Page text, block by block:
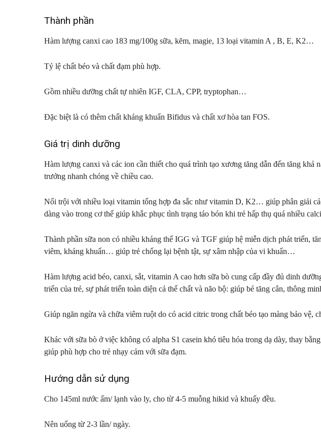
Thành phần
Hàm lượng canxi cao 183 mg/100g sữa, kẽm, magie, 13 loại vitamin A , B, E, K2…
Tỷ lệ chất béo và chất đạm phù hợp.
Gồm nhiều dưỡng chất tự nhiên IGF, CLA, CPP, tryptophan…
Đặc biệt là có thêm chất kháng khuẩn Bifidus và chất xơ hòa tan FOS.
Giá trị dinh dưỡng
Hàm lượng canxi và các ion cần thiết cho quá trình tạo xương tăng dẫn đến tăng khả
trưởng nhanh chóng về chiều cao.
Nổi trội với nhiều loại vitamin tổng hợp đa sắc như vitamin D, K2… giúp phân giải
dàng vào trong cơ thể giúp khắc phục tình trạng táo bón khi trẻ hấp thụ quá nhiều
Thành phần sữa non có nhiều kháng thể IGG và TGF giúp hệ miễn dịch phát triển,
viêm, kháng khuẩn… giúp trẻ chống lại bệnh tật, sự xâm nhập của vi khuẩn…
Hàm lượng acid béo, canxi, sắt, vitamin A cao hơn sữa bò cung cấp đầy đủ dinh
triển của trẻ, sự phát triển toàn diện cả thể chất và não bộ: giúp bé tăng cân, thông
Giúp ngăn ngừa và chữa viêm ruột do có acid citric trong chất béo tạo màng bảo vệ,
Khác với sữa bò ở việc không có alpha S1 casein khó tiêu hóa trong dạ dày, thay
giúp phù hợp cho trẻ nhạy cảm với sữa đạm.
Hướng dẫn sử dụng
Cho 145ml nước ấm/ lạnh vào ly, cho từ 4-5 muỗng hikid và khuấy đều.
Nên uống từ 2-3 lần/ ngày.